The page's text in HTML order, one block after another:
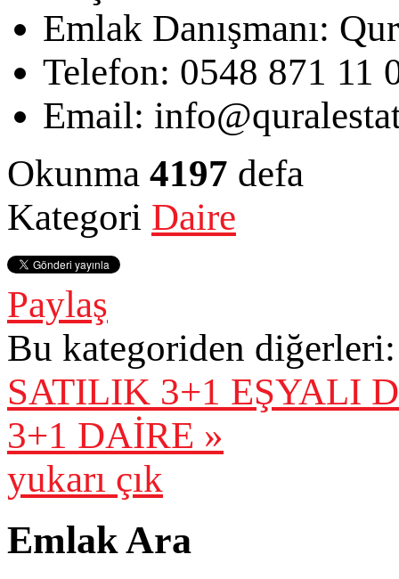
Emlak Danışmanı:
Telefon: 0548 871 11
Email:
Okunma 4197 defa
Kategori Daire
Paylaş
Bu kategoriden diğerleri:
SATILIK 3+1 EŞYALI
3+1 DAİRE »
yukarı çık
Emlak Ara